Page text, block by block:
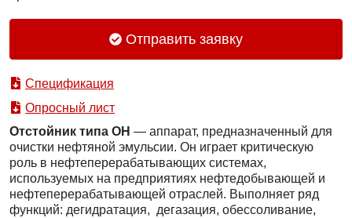
Отправить заявку
Спецификация
Опросный лист
Отстойник типа ОН — аппарат, предназначенный для
очистки нефтяной эмульсии. Он играет критическую
роль в нефтеперерабатывающих системах,
используемых на предприятиях нефтедобывающей и
нефтеперерабатывающей отраслей. Выполняет ряд
функций: дегидратация, дегазация, обессоливание,